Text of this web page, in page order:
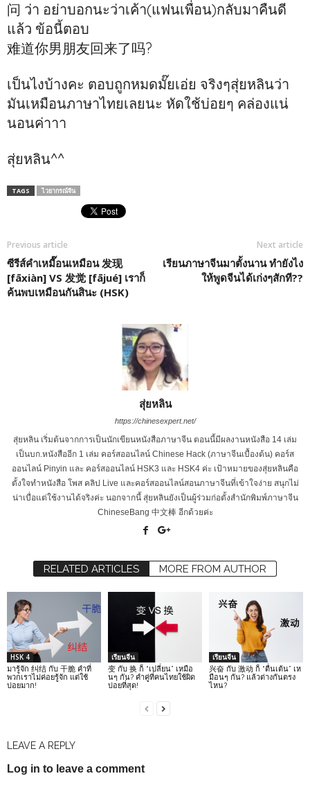
问 ว่า อย่าบอกนะว่าเค้า(แฟนเพื่อน)กลับมาคืนดี
แล้ว ข้อนี้ตอบ
难道你男朋友回来了吗?
เป็นไงบ้างคะ ตอบถูกหมดมั๊ยเอ่ย จริงๆสุ่ยหลินว่า
มันเหมือนภาษาไทยเลยนะ หัดใช้บ่อยๆ คล่องแน่
นอนค่าาา
สุ่ยหลิน^^
TAGS ไวยากรณ์จีน
Previous article
ซีรีส์คำเหมื๊อนเหมือน 发现
[fāxiàn] VS 发觉 [fājué] เราก็
ค้นพบเหมือนกันสินะ (HSK)
Next article
เรียนภาษาจีนมาตั้งนาน ทำยังไง
ให้พูดจีนได้เก่งๆสักที??
สุ่ยหลิน
https://chinesexpert.net/
สุ่ยหลิน เริ่มต้นจากการเป็นนักเขียนหนังสือภาษาจีน ตอนนี้มีผลงานหนังสือ 14 เล่ม
เป็นบก.หนังสืออีก 1 เล่ม คอร์สออนไลน์ Chinese Hack (ภาษาจีนเบื้องต้น) คอร์ส
ออนไลน์ Pinyin และ คอร์สออนไลน์ HSK3 และ HSK4 ค่ะ เป้าหมายของสุ่ยหลินคือ
ตั้งใจทำหนังสือ โพส คลิป Live และคอร์สออนไลน์สอนภาษาจีนที่เข้าใจง่าย สนุกไม่
น่าเบื่อแต่ใช้งานได้จริงค่ะ นอกจากนี้ สุ่ยหลินยังเป็นผู้ร่วมก่อตั้งสำนักพิมพ์ภาษาจีน
ChineseBang 中文棒 อีกด้วยค่ะ
RELATED ARTICLES MORE FROM AUTHOR
HSK 4
มารู้จัก 纠结 กับ 干脆 คำที่
พวกเราไม่ค่อยรู้จัก แต่ใช้
บ่อยมาก!
เรียนจีน
变 กับ 换 ก็ “เปลี่ยน” เหมือ
นๆ กัน? คำคู่ที่คนไทยใช้ผิด
บ่อยที่สุด!
เรียนจีน
兴奋 กับ 激动 ก็ “ตื่นเต้น” เห
มือนๆ กัน? แล้วต่างกันตรง
ไหน?
LEAVE A REPLY
Log in to leave a comment